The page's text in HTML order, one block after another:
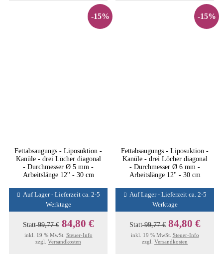
-15%
Fettabsaugungs - Liposuktion -
Kanüle - drei Löcher diagonal
- Durchmesser Ø 5 mm -
Arbeitslänge 12'' - 30 cm
Auf Lager - Lieferzeit ca. 2-5
Werktage
Statt99,77 € 84,80 €
inkl. 19 % MwSt. Steuer-Info
zzgl. Versandkosten
-15%
Fettabsaugungs - Liposuktion -
Kanüle - drei Löcher diagonal
- Durchmesser Ø 6 mm -
Arbeitslänge 12'' - 30 cm
Auf Lager - Lieferzeit ca. 2-5
Werktage
Statt99,77 € 84,80 €
inkl. 19 % MwSt. Steuer-Info
zzgl. Versandkosten